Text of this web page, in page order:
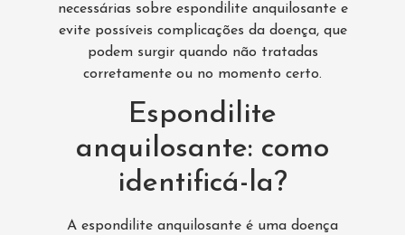
necessárias sobre espondilite anquilosante e
evite possíveis complicações da doença, que
podem surgir quando não tratadas
corretamente ou no momento certo.
Espondilite
anquilosante: como
identificá-la?
A espondilite anquilosante é uma doença